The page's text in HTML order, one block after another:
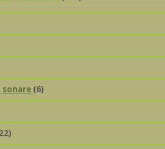
sonare (6)